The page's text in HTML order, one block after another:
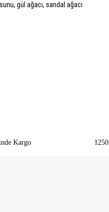
gül ağacı, sandal ağacı
Kargo